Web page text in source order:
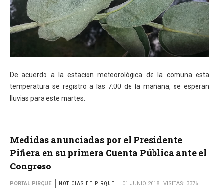
De acuerdo a la estación meteorológica de la comuna esta
temperatura se registró a las 7:00 de la mañana, se esperan
lluvias para este martes.
Medidas anunciadas por el Presidente
Piñera en su primera Cuenta Pública ante el
Congreso
PORTAL PIRQUE NOTICIAS DE PIRQUE 01 JUNIO 2018 VISITAS: 3376